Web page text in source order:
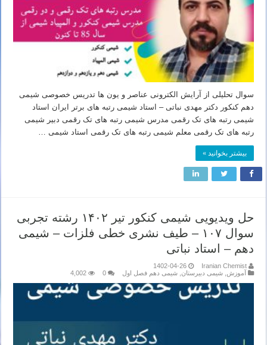
سوال تحلیلی از آرایش الکترونی عناصر و یون ها تدریس خصوصی شیمی
دهم کنکور دکتر مهدی نباتی – استاد شیمی رتبه های برتر ایران استاد
شیمی رتبه های تک رقمی مدرس شیمی رتبه های تک رقمی دبیر شیمی
رتبه های تک رقمی معلم شیمی رتبه های تک رقمی استاد شیمی …
بیشتر بخوانید »
حل ویدیویی شیمی کنکور تیر ۱۴۰۲ رشته تجربی
سوال ۱۰۷ – طیف نشری خطی فلزات – شیمی
دهم – استاد نباتی
Iranian Chemist
1402-04-26
آموزش شیمی دبیرستان شیمی دهم فصل اول 0
4,002